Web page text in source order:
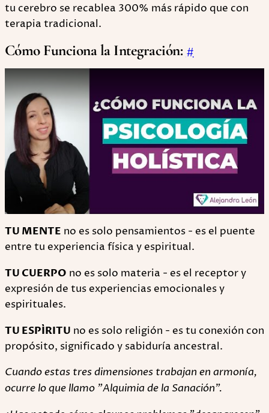
tu cerebro se recablea 300% más rápido que con
terapia tradicional.
Cómo Funciona la Integración: #
Play
TU MENTE no es solo pensamientos - es el puente
entre tu experiencia física y espiritual.
TU CUERPO no es solo materia - es el receptor y
expresión de tus experiencias emocionales y
espirituales.
TU ESPÍRITU no es solo religión - es tu conexión con
propósito, significado y sabiduría ancestral.
Cuando estas tres dimensiones trabajan en armonía,
ocurre lo que llamo "Alquimia de la Sanación".